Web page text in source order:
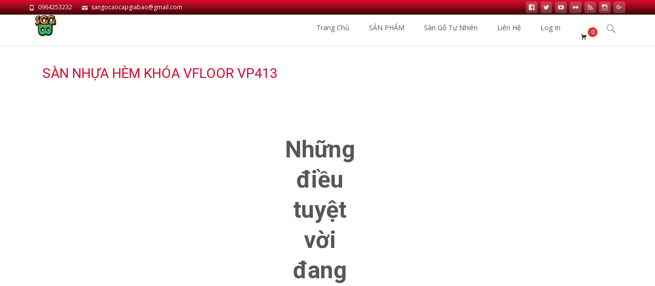
0964253232 sangocaocapgiabao@gmail.com
content
Trang Chủ SẢN PHẨM Sàn Gỗ Tự Nhiên Liên Hệ Log In 0
Search
SÀN NHỰA HÈM KHÓA VFLOOR VP413
Những
điều
tuyệt
vời
đang